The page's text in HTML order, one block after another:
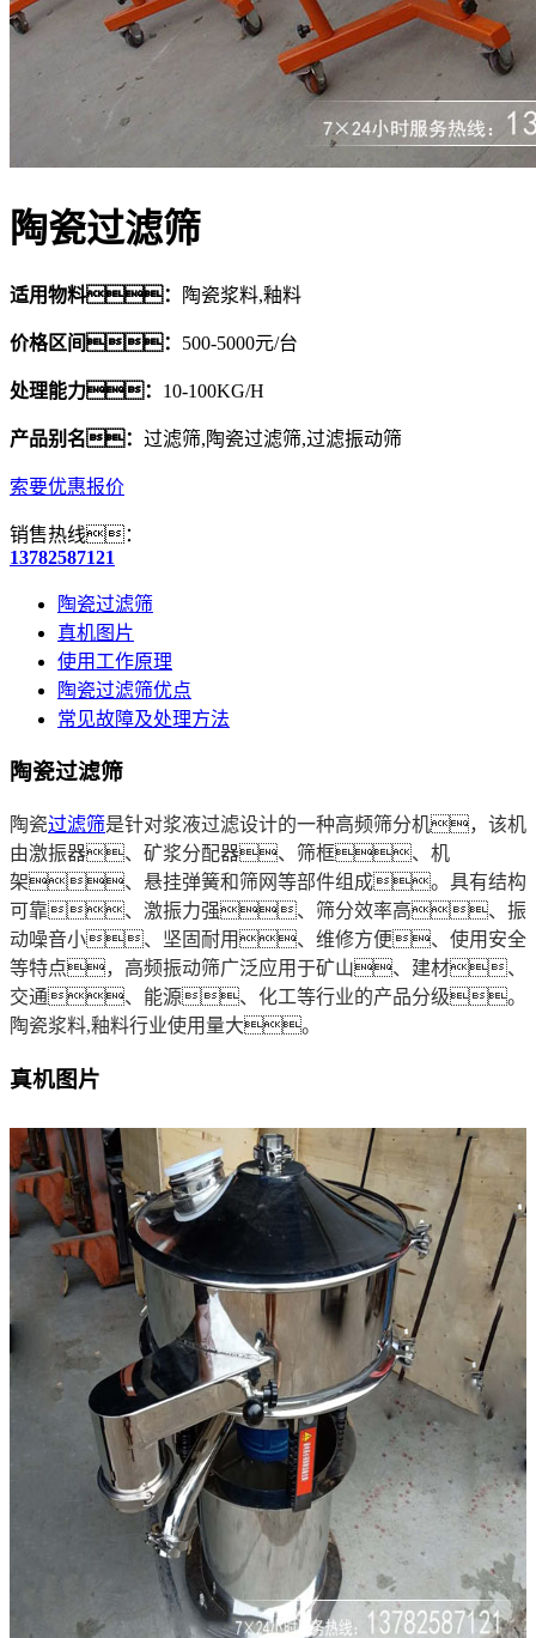
陶瓷过滤筛
适用物料： 陶瓷浆料,釉料
价格区间： 500-5000元/台
处理能力： 10-100KG/H
产品别名： 过滤筛,陶瓷过滤筛,过滤振动筛
索要优惠报价
销售热线：
13782587121
陶瓷过滤筛
真机图片
使用工作原理
陶瓷过滤筛优点
常见故障及处理方法
陶瓷过滤筛
陶瓷过滤筛是针对浆液过滤设计的一种高频筛分机，该机
由激振器、矿浆分配器、筛框、机
架、悬挂弹簧和筛网等部件组成。具有结构
可靠、激振力强、筛分效率高、振
动噪音小、坚固耐用、维修方便、使用安全
等特点，高频振动筛广泛应用于矿山、建材、
交通、能源、化工等行业的产品分级。
陶瓷浆料,釉料行业使用量大。
真机图片